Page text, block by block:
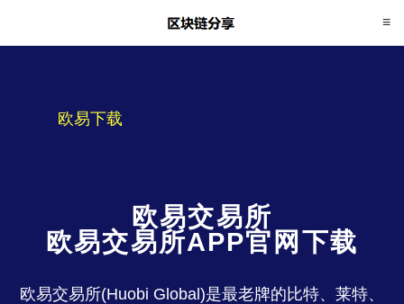
欧易下载
欧易交易所
欧易交易所APP官网下载
欧易交易所(Huobi Global)是最老牌的比特、莱特、